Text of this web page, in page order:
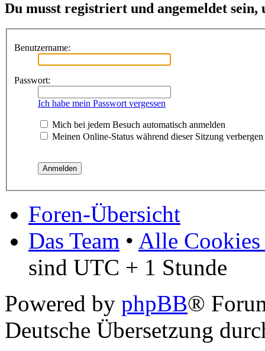
Du musst registriert und angemeldet
Benutzername:
Passwort:
Ich habe mein Passwort vergessen
Mich bei jedem Besuch automatisch anmelden
Meinen Online-Status während dieser Sitzung verbergen
Foren-Übersicht
Das Team • Alle Cookies
sind UTC + 1 Stunde
Powered by phpBB®
Deutsche Übersetzung